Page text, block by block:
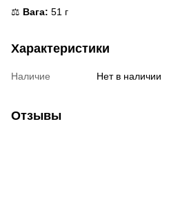
⚖️ Вага: 51 г
Характеристики
Наличие Нет в наличии
Отзывы